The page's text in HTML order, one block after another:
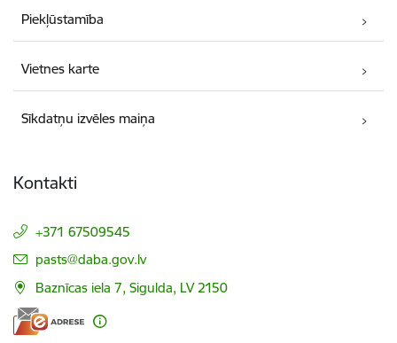
Piekļūstamība
Vietnes karte
Sīkdatņu izvēles maiņa
Kontakti
+371 67509545
E-pasts:
pasts@daba.gov.lv
Baznīcas iela 7, Sigulda, LV 2150